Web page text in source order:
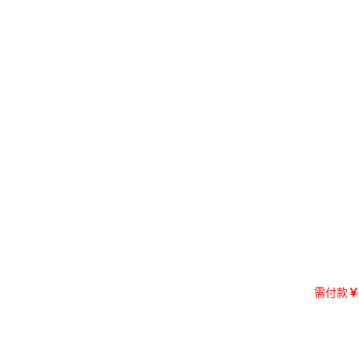
需付款￥